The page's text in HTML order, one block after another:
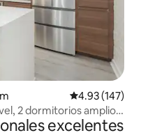
Calificación
4.93 (147)
2 dormitorios amplios
excelentes